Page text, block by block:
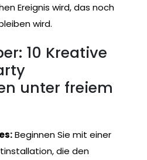
Ereignis wird, das noch
wird.
10 Kreative
unter freiem
Beginnen Sie mit einer
die den